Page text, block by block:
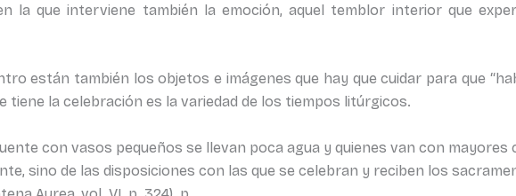
la que interviene también la emoción, aquel temblor interior que
están también los objetos e imágenes que hay que cuidar para que
la celebración es la variedad de los tiempos litúrgicos.
con vasos pequeños se llevan poca agua y quienes van con mayores
sino de las disposiciones con las que se celebran y reciben los